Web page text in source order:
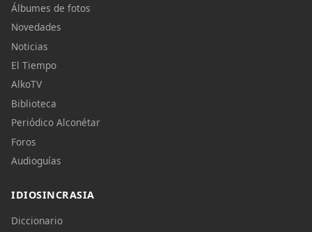
Álbumes de fotos
Novedades
Noticias
El Tiempo
AlkoTV
Biblioteca
Periódico Alconétar
Foros
Audioguías
IDIOSINCRASIA
Diccionario